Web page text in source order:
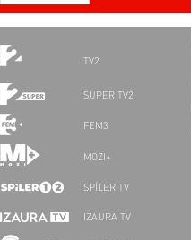
TV2
SUPER TV2
FEM3
MOZI+
SPÍLER TV
IZAURA TV